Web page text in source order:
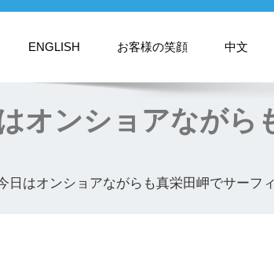
ENGLISH お客様の笑顔 中文
オンショアながら
日はオンショアながらも真栄田岬でサーフ